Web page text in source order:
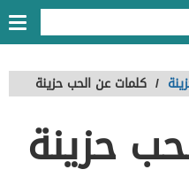
/ كلمات عن الحب حزينة
حزينة